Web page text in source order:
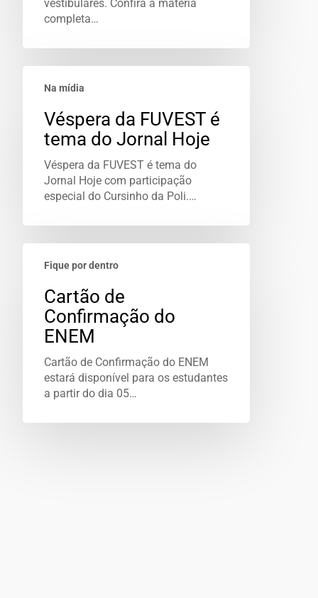
vestibulares. Confira a matéria
completa…
Na mídia
Véspera da FUVEST é
tema do Jornal Hoje
Véspera da FUVEST é tema do
Jornal Hoje com participação
especial do Cursinho da Poli.…
Fique por dentro
Cartão de
Confirmação do
ENEM
Cartão de Confirmação do ENEM
estará disponível para os estudantes
a partir do dia 05…